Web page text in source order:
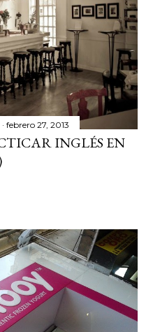
febrero 27, 2013
INGLÉS EN